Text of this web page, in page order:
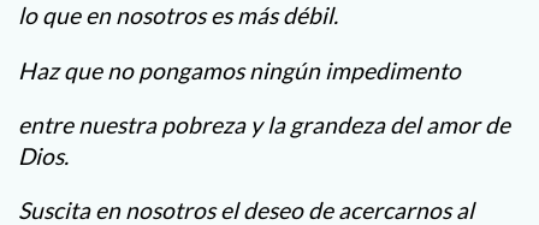
lo que en nosotros es más débil.
Haz que no pongamos ningún impedimento
entre nuestra pobreza y la grandeza del amor de
Dios.
Suscita en nosotros el deseo de acercarnos al